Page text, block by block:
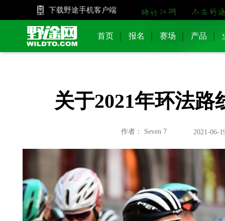
下载野途手机客户端
首页 报名 赛场 产品
关于2021年环法
作者： Seven 7 2021-06-